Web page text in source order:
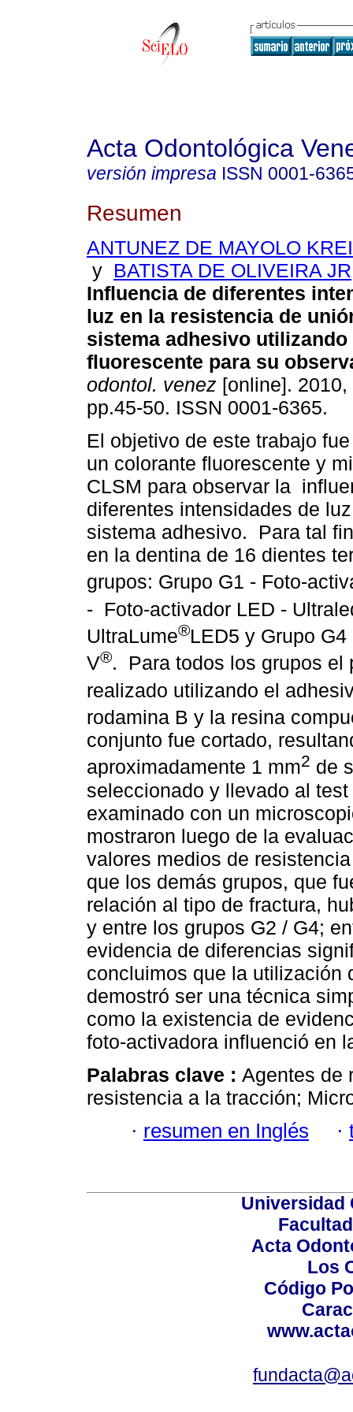
Acta Odontológica
versión impresa ISSN 0001-
Resumen
ANTUNEZ DE MAYOLO
y BATISTA DE OLIVEIRA
Influencia de diferentes
luz en la resistencia de
sistema adhesivo
fluorescente para su
odontol. venez [online].
pp.45-50. ISSN 0001-6365.
El objetivo de este trabajo
un colorante fluorescente y
CLSM para observar la
diferentes intensidades de
sistema adhesivo. Para tal
en la dentina de 16 dientes
grupos: Grupo G1 - Foto-
- Foto-activador LED -
UltraLume®LED5 y Grupo
V®. Para todos los grupos el
realizado utilizando el
rodamina B y la resina
conjunto fue cortado,
aproximadamente 1 mm2 de
seleccionado y llevado al
examinado con un
mostraron luego de la
valores medios de
que los demás grupos, que
relación al tipo de fractura,
y entre los grupos G2 / G4;
evidencia de diferencias
concluimos que la utilización
demostró ser una técnica
como la existencia de
foto-activadora influenció en
Palabras clave : Agentes de
resistencia a la tracción;
· resumen en Inglés ·
Universidad
Acta
Los
Código